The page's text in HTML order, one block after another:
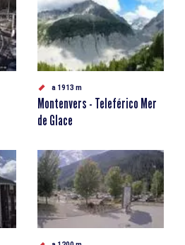
a 1913 m
Montenvers - Teleférico Mer
de Glace